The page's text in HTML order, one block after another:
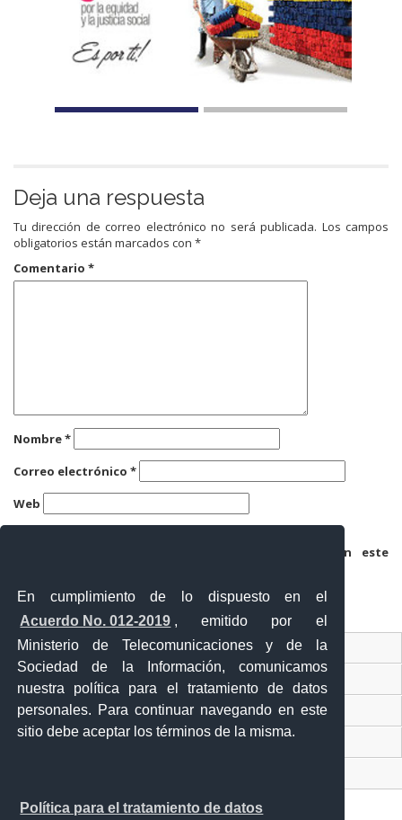
En cumplimiento de lo dispuesto en el
Acuerdo No. 012-2019 , emitido por el
Ministerio de Telecomunicaciones y de la
Sociedad de la Información, comunicamos
nuestra política para el tratamiento de datos
personales. Para continuar navegando en este
sitio debe aceptar los términos de la misma.
Política para el tratamiento de datos
Deja una respuesta
Tu dirección de correo electrónico no será publicada. Los campos
obligatorios están marcados con *
Comentario *
Nombre*
Correo electrónico *
Web
Guarda mi nombre, correo electrónico y web en este
Ventanilla Única Virtual
Ventanilla Única de Comercio Exterior
Gobierno Abierto
Visor Ciudadano